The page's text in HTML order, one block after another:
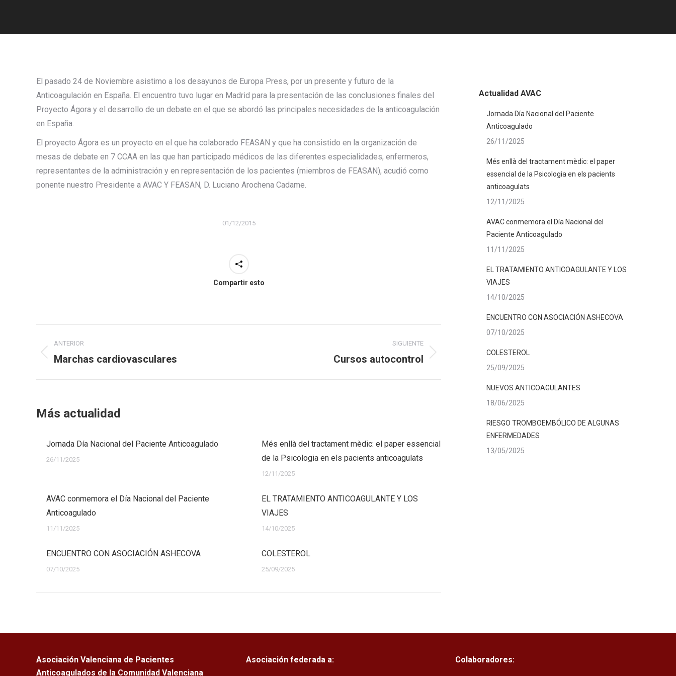
El pasado 24 de Noviembre asistimo a los desayunos de Europa Press, por un presente y futuro de la
Anticoagulación en España. El encuentro tuvo lugar en Madrid para la presentación de las conclusiones finales del
Proyecto Ágora y el desarrollo de un debate en el que se abordó las principales necesidades de la anticoagulación
en España.
El proyecto Ágora es un proyecto en el que ha colaborado FEASAN y que ha consistido en la organización de
mesas de debate en 7 CCAA en las que han participado médicos de las diferentes especialidades, enfermeros,
representantes de la administración y en representación de los pacientes (miembros de FEASAN), acudió como
ponente nuestro Presidente a AVAC Y FEASAN, D. Luciano Arochena Cadame.
01/12/2015
Compartir esto
entre
publicaciones
ANTERIOR
Publicación
Marchas cardiovasculares
SIGUIENTE
Cursos autocontrol
Más actualidad
Jornada Día Nacional del Paciente Anticoagulado
26/11/2025
Més enllà del tractament mèdic: el paper essencial
de la Psicologia en els pacients anticoagulats
12/11/2025
AVAC conmemora el Día Nacional del Paciente
Anticoagulado
11/11/2025
EL TRATAMIENTO ANTICOAGULANTE Y LOS
VIAJES
14/10/2025
ENCUENTRO CON ASOCIACIÓN ASHECOVA
07/10/2025
COLESTEROL
25/09/2025
Actualidad AVAC
Jornada Día Nacional del Paciente
Anticoagulado
26/11/2025
Més enllà del tractament mèdic: el paper
essencial de la Psicologia en els pacients
anticoagulats
12/11/2025
AVAC conmemora el Día Nacional del
Paciente Anticoagulado
11/11/2025
EL TRATAMIENTO ANTICOAGULANTE Y LOS
VIAJES
14/10/2025
ENCUENTRO CON ASOCIACIÓN ASHECOVA
07/10/2025
COLESTEROL
25/09/2025
NUEVOS ANTICOAGULANTES
18/06/2025
RIESGO TROMBOEMBÓLICO DE ALGUNAS
ENFERMEDADES
13/05/2025
Asociación Valenciana de Pacientes
Anticoagulados de la Comunidad Valenciana
Asociación federada a: Colaboradores: